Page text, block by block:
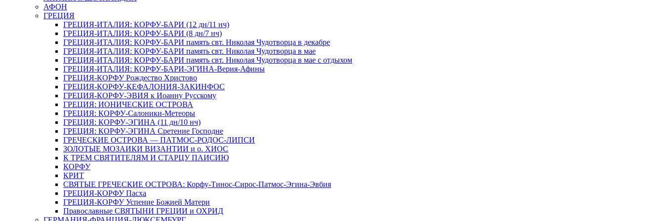
АФОН
ГРЕЦИЯ
ГРЕЦИЯ-ИТАЛИЯ: КОРФУ-БАРИ (12 дн/11 нч)
ГРЕЦИЯ-ИТАЛИЯ: КОРФУ-БАРИ (8 дн/7 нч)
ГРЕЦИЯ-ИТАЛИЯ: КОРФУ-БАРИ память свт. Николая Чудотворца в декабре
ГРЕЦИЯ-ИТАЛИЯ: КОРФУ-БАРИ память свт. Николая Чудотворца в мае
ГРЕЦИЯ-ИТАЛИЯ: КОРФУ-БАРИ память свт. Николая Чудотворца в мае с отдыхом
ГРЕЦИЯ-ИТАЛИЯ: КОРФУ-БАРИ-ЭГИНА-Верия-Афины
ГРЕЦИЯ-КОРФУ Рождество Христово
ГРЕЦИЯ-КОРФУ-КЕФАЛОНИЯ-ЗАКИНФОС
ГРЕЦИЯ-КОРФУ-ЭВИЯ к Иоанну Русскому
ГРЕЦИЯ: ИОНИЧЕСКИЕ ОСТРОВА
ГРЕЦИЯ: КОРФУ-Салоники-Метеоры
ГРЕЦИЯ: КОРФУ-ЭГИНА (11 дн/10 нч)
ГРЕЦИЯ: КОРФУ-ЭГИНА Сретение Господне
ГРЕЧЕСКИЕ ОСТРОВА — ПАТМОС-РОДОС-ЛИПСИ
ЗОЛОТЫЕ МОЗАИКИ ВИЗАНТИИ и о. ХИОС
К ТРЕМ СВЯТИТЕЛЯМ И СТАРЦУ ПАИСИЮ
КОРФУ
КРИТ
СВЯТЫЕ ГРЕЧЕСКИЕ ОСТРОВА: Корфу-Тинос-Сирос-Патмос-Эгина-Эвбия
ГРЕЦИЯ-КОРФУ Пасха
ГРЕЦИЯ-КОРФУ Успение Божией Матери
Православные СВЯТЫНИ ГРЕЦИИ и ОХРИД